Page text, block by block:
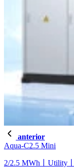
anterior
Aqua-C2.5 Mini
2/2.5 MWh丨Utility